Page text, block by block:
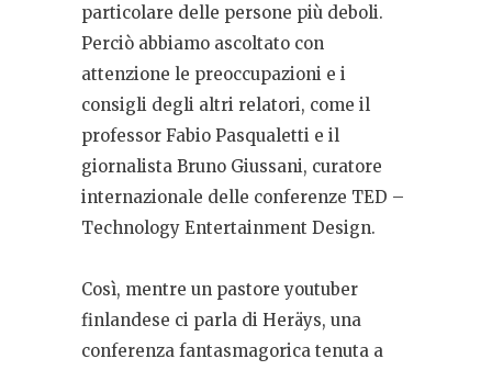
particolare delle persone più deboli.
Perciò abbiamo ascoltato con
attenzione le preoccupazioni e i
consigli degli altri relatori, come il
professor Fabio Pasqualetti e il
giornalista Bruno Giussani, curatore
internazionale delle conferenze TED –
Technology Entertainment Design.
Così, mentre un pastore youtuber
finlandese ci parla di Heräys, una
conferenza fantasmagorica tenuta a